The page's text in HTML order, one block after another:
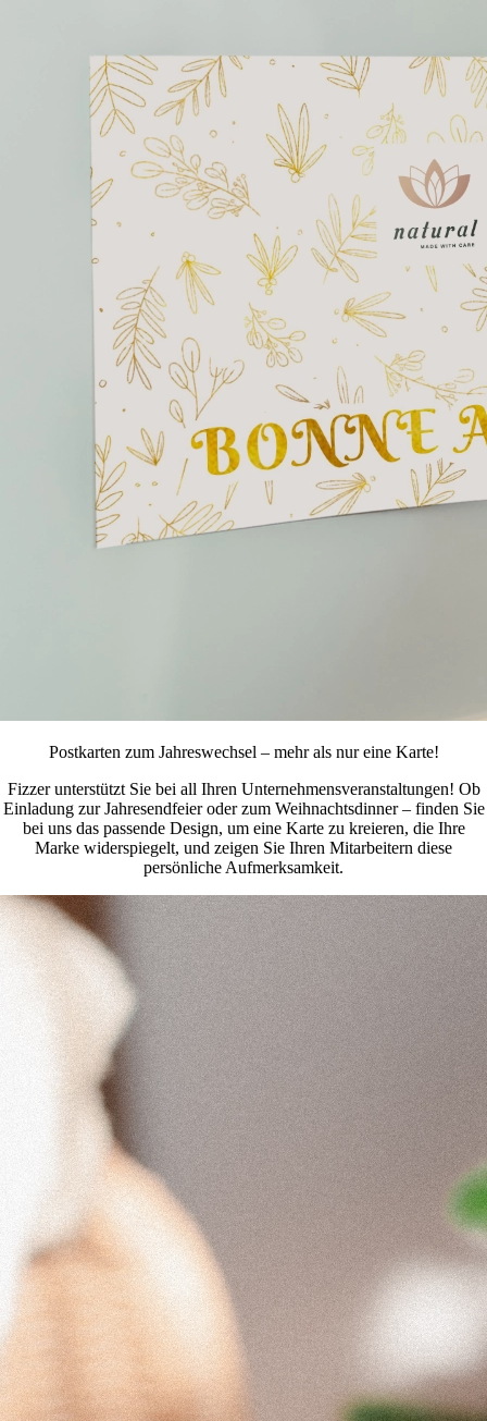
Postkarten zum Jahreswechsel – mehr als nur eine Karte!
Fizzer unterstützt Sie bei all Ihren Unternehmensveranstaltungen! Ob
Einladung zur Jahresendfeier oder zum Weihnachtsdinner – finden Sie
bei uns das passende Design, um eine Karte zu kreieren, die Ihre
Marke widerspiegelt, und zeigen Sie Ihren Mitarbeitern diese
persönliche Aufmerksamkeit.